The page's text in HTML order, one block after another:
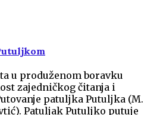
u produženom boravku
zajedničkog čitanja i
patuljka Putuljka (M.
Patuljak Putuljko putuje